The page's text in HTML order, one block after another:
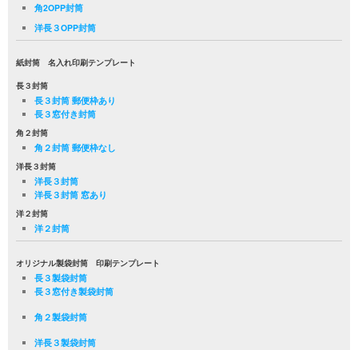
角2OPP封筒
洋長３OPP封筒
紙封筒 名入れ印刷テンプレート
長３封筒
長３封筒 郵便枠あり
長３窓付き封筒
角２封筒
角２封筒 郵便枠なし
洋長３封筒
洋長３封筒
洋長３封筒 窓あり
洋２封筒
洋２封筒
オリジナル製袋封筒 印刷テンプレート
長３製袋封筒
長３窓付き製袋封筒
角２製袋封筒
洋長３製袋封筒